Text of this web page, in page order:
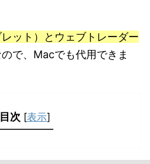
ット）とウェブトレーダー
ので、Macでも代用できま
目次 [表示]